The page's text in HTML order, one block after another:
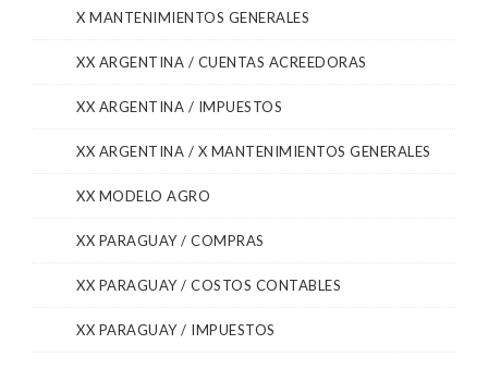
X MANTENIMIENTOS GENERALES
XX ARGENTINA / CUENTAS ACREEDORAS
XX ARGENTINA / IMPUESTOS
XX ARGENTINA / X MANTENIMIENTOS GENERALES
XX MODELO AGRO
XX PARAGUAY / COMPRAS
XX PARAGUAY / COSTOS CONTABLES
XX PARAGUAY / IMPUESTOS